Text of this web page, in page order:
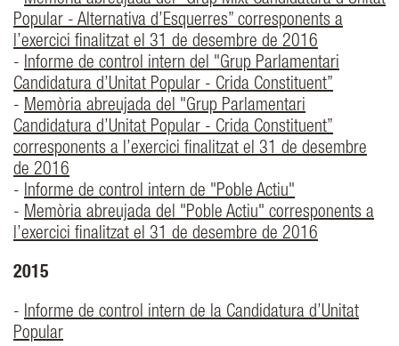
Popular - Alternativa d’Esquerres” corresponents a
l’exercici finalitzat el 31 de desembre de 2016
- Informe de control intern del "Grup Parlamentari
Candidatura d’Unitat Popular - Crida Constituent”
- Memòria abreujada del "Grup Parlamentari
Candidatura d’Unitat Popular - Crida Constituent”
corresponents a l’exercici finalitzat el 31 de desembre
de 2016
- Informe de control intern de "Poble Actiu"
- Memòria abreujada del "Poble Actiu" corresponents a
l’exercici finalitzat el 31 de desembre de 2016
2015
- Informe de control intern de la Candidatura d’Unitat
Popular